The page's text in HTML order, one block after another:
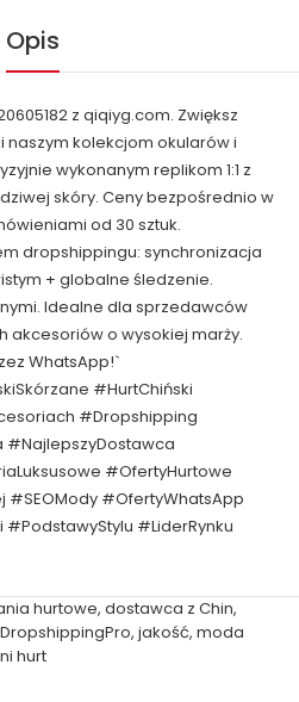
Opis
z qiqiyg.com. Zwiększ
kolekcjom okularów i
wykonanym replikom 1:1 z
skóry. Ceny bezpośrednio w
od 30 sztuk.
dropshippingu: synchronizacja
+ globalne śledzenie.
Idealne dla sprzedawców
akcesoriów o wysokiej marży.
WhatsApp!`
#HurtChiński
#Dropshipping
#NajlepszyDostawca
#OfertyHurtowe
#SEOMody #OfertyWhatsApp
#LiderRynku
hurtowe, dostawca z Chin,
DropshippingPro, jakość, moda
hurt